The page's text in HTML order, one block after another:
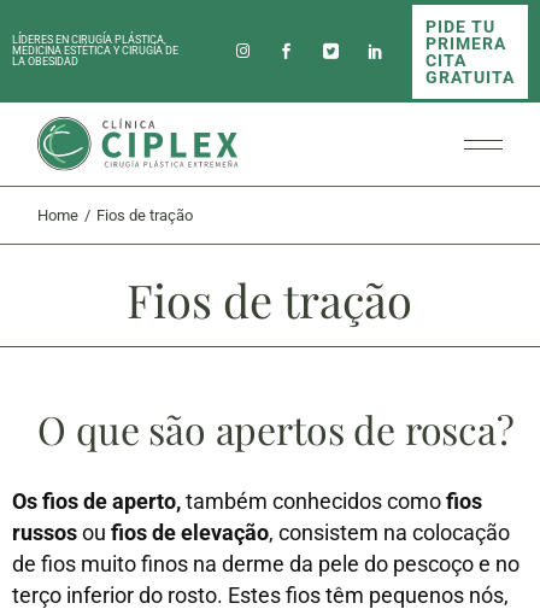
LÍDERES EN CIRUGÍA PLÁSTICA,
MEDICINA ESTÉTICA Y CIRUGÍA DE
LA OBESIDAD
PIDE TU
PRIMERA
CITA
GRATUITA
Home Fios de tração
Fios de tração
O que são apertos de rosca?
Os fios de aperto,também conhecidos comofios
russosou fios de elevação, consistem na colocação
de fios muito finos na derme da pele do pescoço e no
terço inferior do rosto. Estes fios têm pequenos nós,